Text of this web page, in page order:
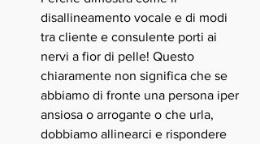
disallineamento vocale e di modi
tra cliente e consulente porti ai
nervi a fior di pelle! Questo
chiaramente non significa che se
abbiamo di fronte una persona iper
ansiosa o arrogante o che urla,
dobbiamo allinearci e rispondere